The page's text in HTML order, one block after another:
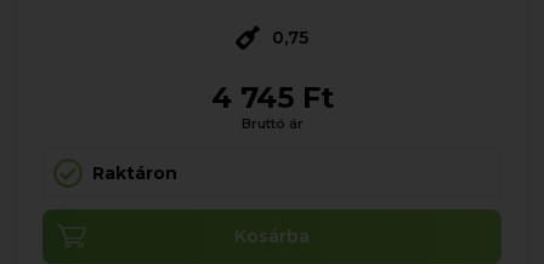
0,75
4 745 Ft
Bruttó ár
Raktáron
Kosárba